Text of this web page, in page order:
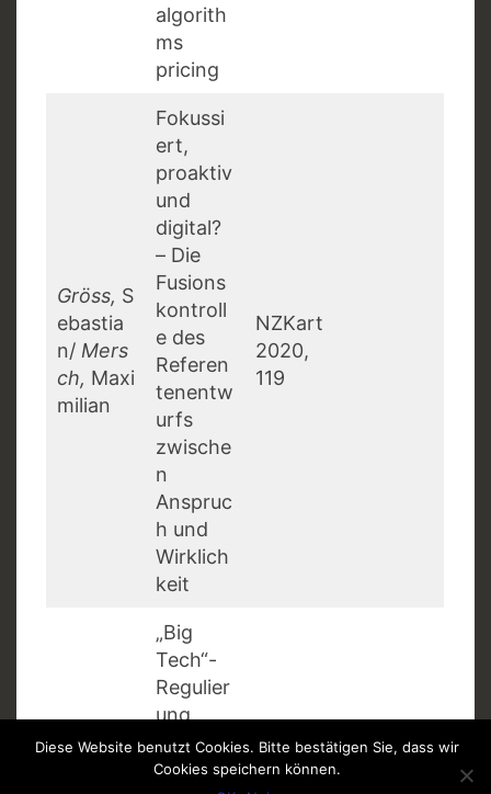
algorith
ms
pricing
Gröss, S
ebastia
n/ Mers
ch, Maxi
milian
Fokussi
ert,
proaktiv
und
digital?
– Die
Fusions
kontroll
e des
Referen
tenentw
urfs
zwische
n
Anspruc
h und
Wirklich
keit
NZKart
2020,
119
Grünwal
„Big
Tech“-
Regulier
ung
zwische
n GWB-
MMR
2020,
Diese Website benutzt Cookies. Bitte bestätigen Sie, dass wir
Cookies speichern können.